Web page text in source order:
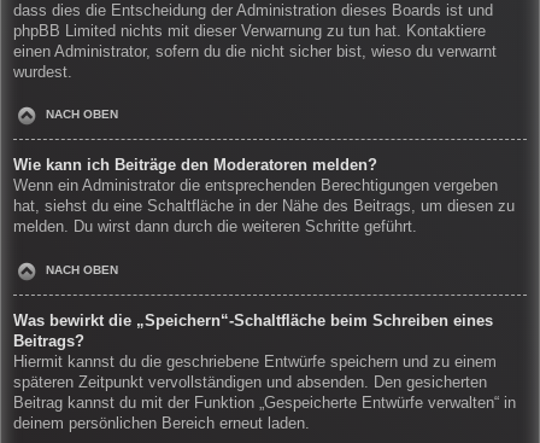
dass dies die Entscheidung der Administration dieses Boards ist und
phpBB Limited nichts mit dieser Verwarnung zu tun hat. Kontaktiere
einen Administrator, sofern du die nicht sicher bist, wieso du verwarnt
wurdest.
NACH OBEN
Wie kann ich Beiträge den Moderatoren melden?
Wenn ein Administrator die entsprechenden Berechtigungen vergeben
hat, siehst du eine Schaltfläche in der Nähe des Beitrags, um diesen zu
melden. Du wirst dann durch die weiteren Schritte geführt.
NACH OBEN
Was bewirkt die „Speichern“-Schaltfläche beim Schreiben eines
Beitrags?
Hiermit kannst du die geschriebene Entwürfe speichern und zu einem
späteren Zeitpunkt vervollständigen und absenden. Den gesicherten
Beitrag kannst du mit der Funktion „Gespeicherte Entwürfe verwalten“ in
deinem persönlichen Bereich erneut laden.